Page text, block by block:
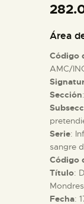
█
Área
Código
AMC/
Sección
Serie:
sangre
Código
Título:
Fecha: